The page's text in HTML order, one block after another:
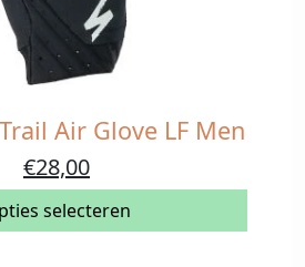
Air Glove LF Men
Oorspronkelijke
prijs
was:
€28,00Huidige
prijs
is:
selecteren